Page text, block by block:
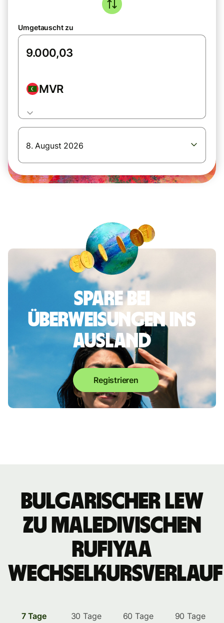
Umgetauscht zu
MVR
8. August 2026
Spare bei
Überweisungen ins
Ausland
Registrieren
bulgarischer Lew
zu maledivischen
Rufiyaa
Wechselkursverlauf
7 Tage 30 Tage 60 Tage 90 Tage